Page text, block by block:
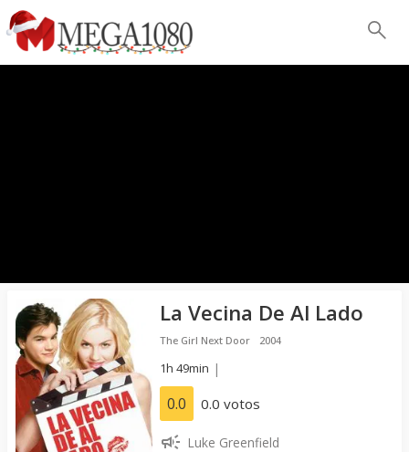
La Vecina De Al Lado
The Girl Next Door 2004
1h 49min |
0.0 0.0 votos
Luke Greenfield